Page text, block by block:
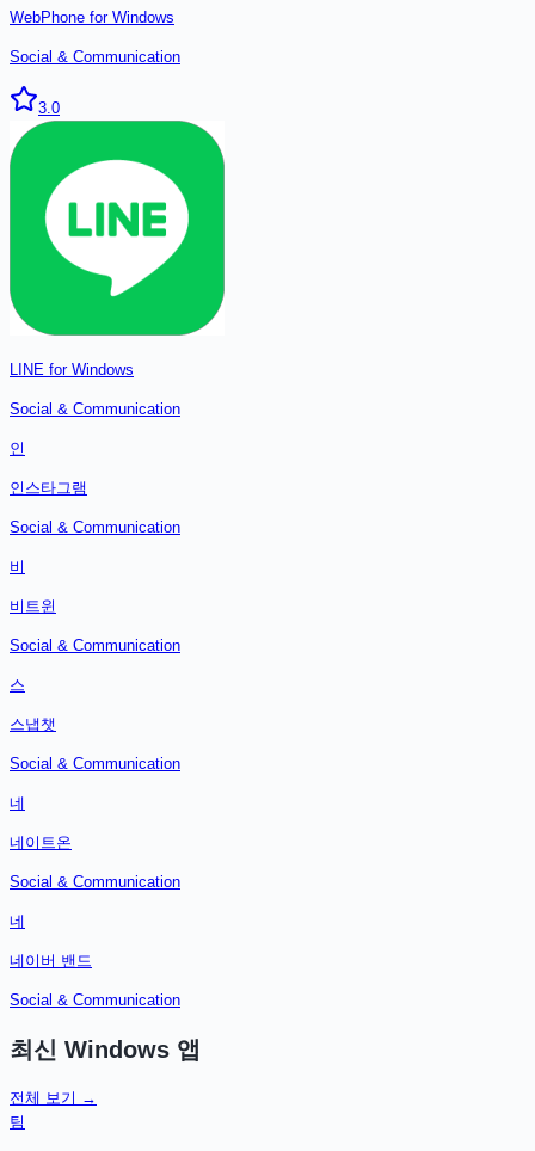
WebPhone for Windows
Social & Communication
3.0
LINE for Windows
Social & Communication
인
인스타그램
Social & Communication
비
비트윈
Social & Communication
스
스냅챗
Social & Communication
네
네이트온
Social & Communication
네
네이버 밴드
Social & Communication
최신 Windows 앱
전체 보기 →
팀